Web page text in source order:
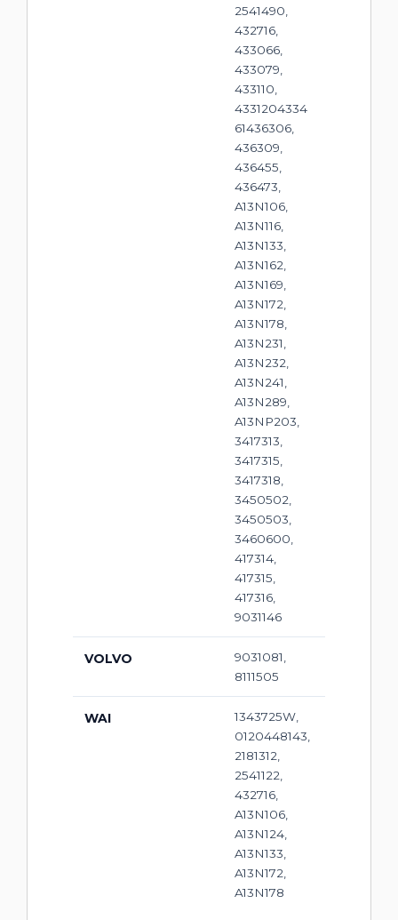
2541490,
432716,
433066,
433079,
433110,
4331204334
61436306,
436309,
436455,
436473,
A13N106,
A13N116,
A13N133,
A13N162,
A13N169,
A13N172,
A13N178,
A13N231,
A13N232,
A13N241,
A13N289,
A13NP203,
3417313,
3417315,
3417318,
3450502,
3450503,
3460600,
417314,
417315,
417316,
9031146
VOLVO
9031081,
8111505
WAI
1343725W,
0120448143,
2181312,
2541122,
432716,
A13N106,
A13N124,
A13N133,
A13N172,
A13N178